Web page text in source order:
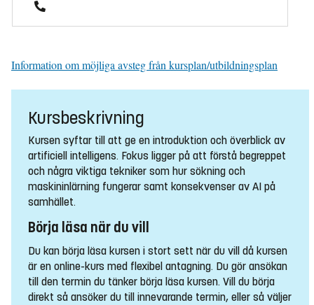
Information om möjliga avsteg från kursplan/utbildningsplan
Kursbeskrivning
Kursen syftar till att ge en introduktion och överblick av
artificiell intelligens. Fokus ligger på att förstå begreppet
och några viktiga tekniker som hur sökning och
maskininlärning fungerar samt konsekvenser av AI på
samhället.
Börja läsa när du vill
Du kan börja läsa kursen i stort sett när du vill då kursen
är en online-kurs med flexibel antagning. Du gör ansökan
till den termin du tänker börja läsa kursen. Vill du börja
direkt så ansöker du till innevarande termin, eller så väljer